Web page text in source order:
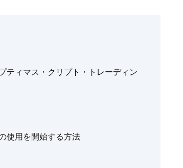
ティマス・クリプト・トレーディン
使用を開始する方法